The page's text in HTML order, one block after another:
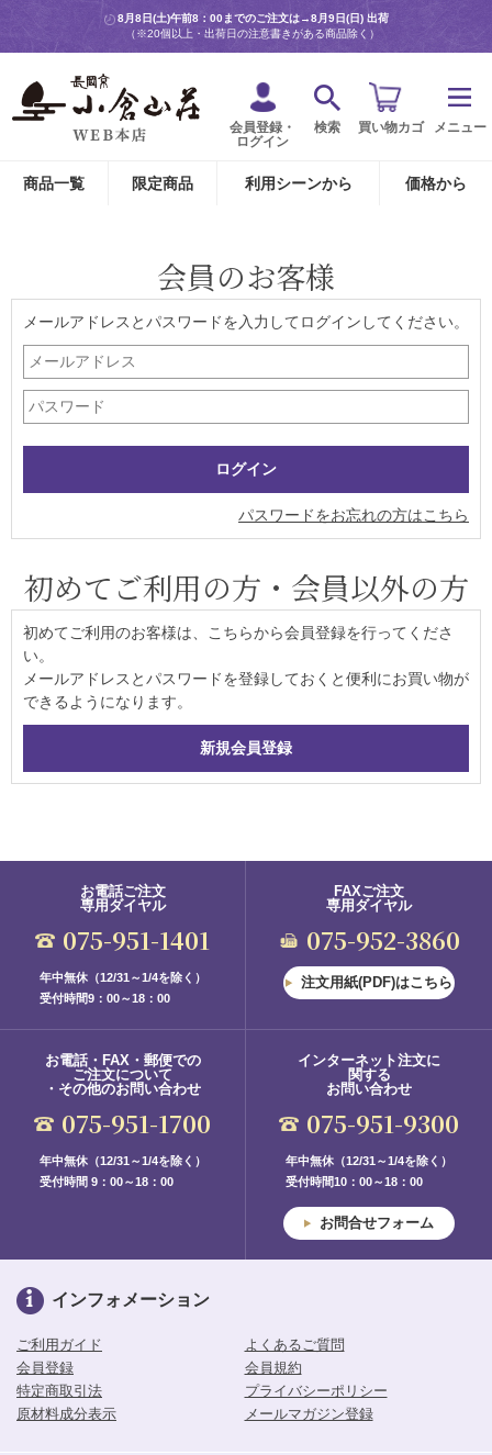
8月8日(土)午前8：00までのご注文は→8月9日(日) 出荷
（※20個以上・出荷日の注意書きがある商品除く）
会員登録・
ログイン
検索 買い物カゴ メニュー
商品一覧 限定商品 利用シーンから 価格から
会員のお客様
メールアドレスとパスワードを入力してログインしてください。
パスワードをお忘れの方はこちら
初めてご利用の方・会員以外の方
初めてご利用のお客様は、こちらから会員登録を行ってくださ
い。
メールアドレスとパスワードを登録しておくと便利にお買い物が
できるようになります。
お電話ご注文
専用ダイヤル
075-951-1401
年中無休（12/31～1/4を除く）
受付時間9：00～18：00
FAXご注文
専用ダイヤル
075-952-3860
注文用紙(PDF)はこちら
お電話・FAX・郵便での
ご注文について
・その他のお問い合わせ
075-951-1700
年中無休（12/31～1/4を除く）
受付時間 9：00～18：00
インターネット注文に
関する
お問い合わせ
075-951-9300
年中無休（12/31～1/4を除く）
受付時間10：00～18：00
お問合せフォーム
インフォメーション
ご利用ガイド
よくあるご質問
会員登録
会員規約
特定商取引法
プライバシーポリシー
原材料成分表示
メールマガジン登録